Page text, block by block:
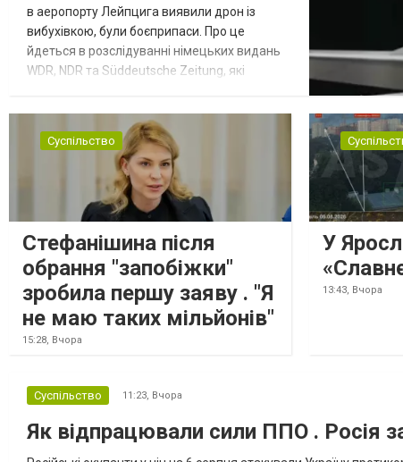
в аеропорту Лейпцига виявили дрон із
вибухівкою, були боєприпаси. Про це
йдеться в розслідуванні німецьких видань
WDR, NDR та Süddeutsche Zeitung, які
були на борту літака, незадовго до цього
доставили з Франції до Лейпцига, після
чого їх мали транспортувати далі. За
даними слідства, 4 серпня о...
Суспільство
Стефанішина після
обрання "запобіжки"
зробила першу заяву . "Я
не маю таких мільйонів"
15:28, Вчора
У
13:43, Вчора
Суспільство 11:23, Вчора
Як відпрацювали сили ППО . Росія